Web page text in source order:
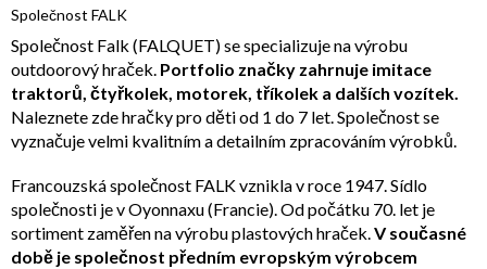
Společnost FALK
Společnost Falk (FALQUET) se specializuje na výrobu
outdoorový hraček. Portfolio značky zahrnuje imitace
traktorů, čtyřkolek, motorek, tříkolek a dalších vozítek.
Naleznete zde hračky pro děti od 1 do 7 let. Společnost se
vyznačuje velmi kvalitním a detailním zpracováním výrobků.
Francouzská společnost FALK vznikla v roce 1947. Sídlo
společnosti je v Oyonnaxu (Francie). Od počátku 70. let je
sortiment zaměřen na výrobu plastových hraček.V současné
době je společnost předním evropským výrobcem